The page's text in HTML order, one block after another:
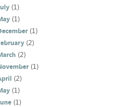
(1)
(1)
(1)
(2)
(2)
(1)
(2)
(1)
(1)